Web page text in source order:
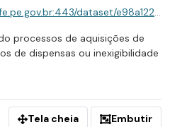
resource/44072699-94a7-4280-9462-b80ddd052b30/download/dicionario-de-dados-processos-de-aquisicoes-de-bens-e-servicos-covid19.pdf
processos de aquisições de
de dispensas ou inexigibilidade
Tela cheia Embutir